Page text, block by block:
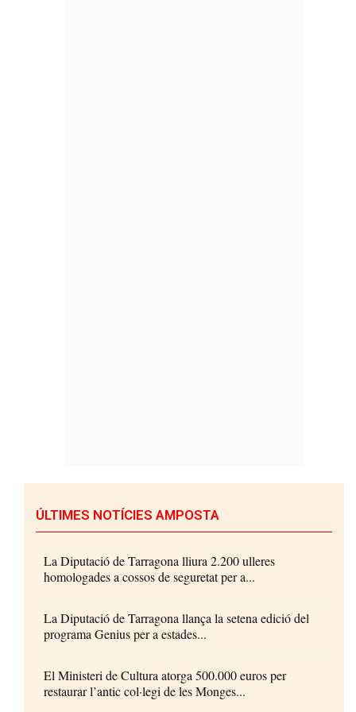
ÚLTIMES NOTÍCIES AMPOSTA
La Diputació de Tarragona lliura 2.200 ulleres
homologades a cossos de seguretat per a...
La Diputació de Tarragona llança la setena edició del
programa Genius per a estades...
El Ministeri de Cultura atorga 500.000 euros per
restaurar l’antic col·legi de les Monges...